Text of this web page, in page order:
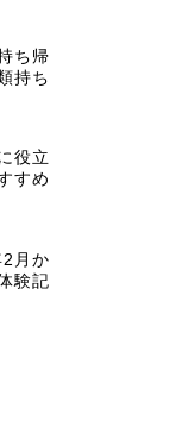
ち帰
持ち
役立
すめ
月か
験記